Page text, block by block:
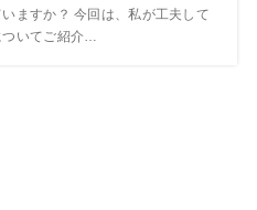
ますか？ 今回は、私が工夫して
いてご紹介…